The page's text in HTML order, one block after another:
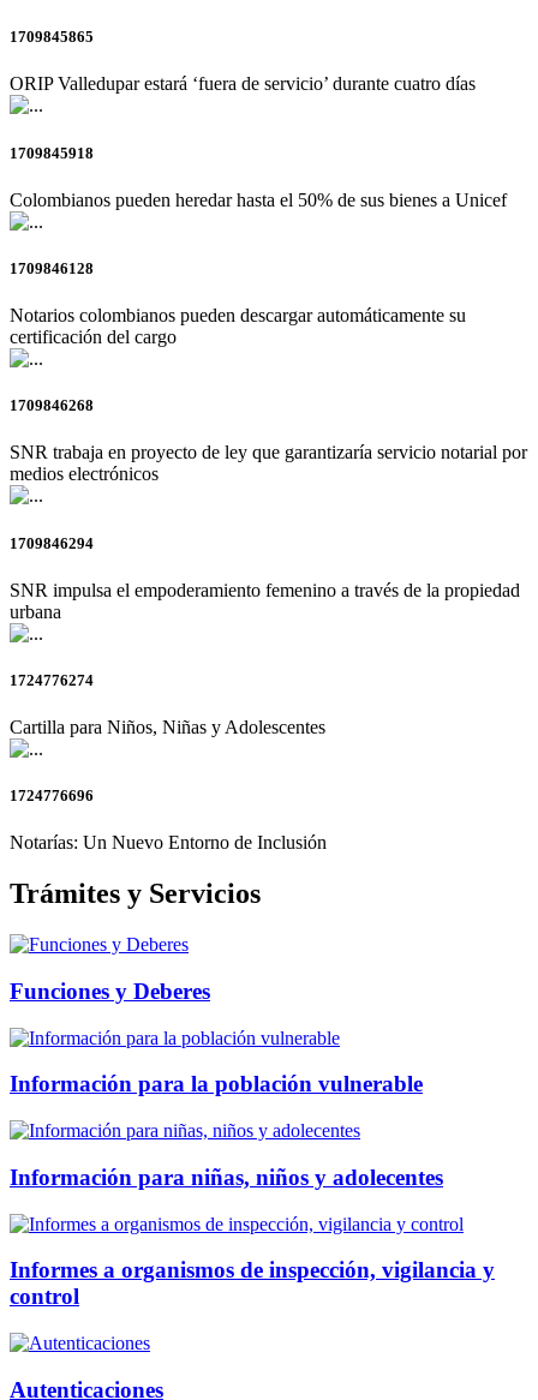
1709845865
ORIP Valledupar estará ‘fuera de servicio’ durante cuatro días
1709845918
Colombianos pueden heredar hasta el 50% de sus bienes a Unicef
1709846128
Notarios colombianos pueden descargar automáticamente su
certificación del cargo
1709846268
SNR trabaja en proyecto de ley que garantizaría servicio notarial por
medios electrónicos
1709846294
SNR impulsa el empoderamiento femenino a través de la propiedad
urbana
1724776274
Cartilla para Niños, Niñas y Adolescentes
1724776696
Notarías: Un Nuevo Entorno de Inclusión
Trámites y Servicios
Funciones y Deberes
Información para la población vulnerable
Información para niñas, niños y adolecentes
Informes a organismos de inspección, vigilancia y
control
Autenticaciones